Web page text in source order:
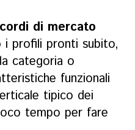
di mercato
i profili pronti subito,
categoria o
funzionali
tipico dei
tempo per fare